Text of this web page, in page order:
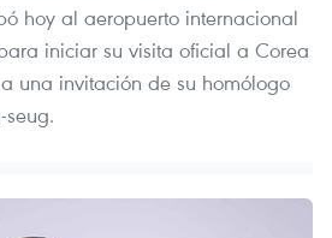
hoy al aeropuerto internacional
iniciar su visita oficial a Corea
una invitación de su homólogo
seug.